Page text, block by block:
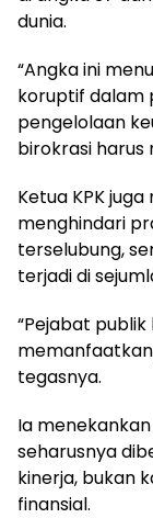
dunia.
“Angka ini
koruptif dalam
pengelolaan
birokrasi harus
Ketua KPK
menghindari
terselubung,
terjadi di
“Pejabat
tegasnya.
Ia
seharusnya
kinerja, bukan
finansial.